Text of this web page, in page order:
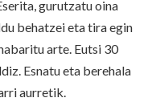
gurutzatu oina
behatzei eta tira egin
arte. Eutsi 30
Esnatu eta berehala
aurretik.